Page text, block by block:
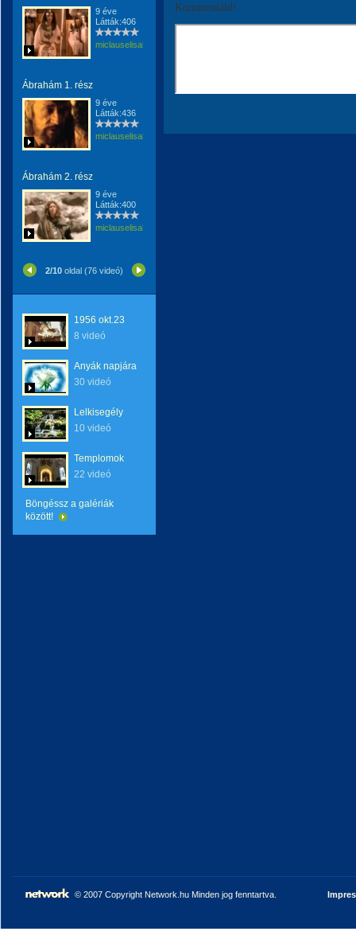
9 éve
Látták:406
miclauselisabeta
Ábrahám 1. rész
9 éve
Látták:436
miclauselisabeta
Ábrahám 2. rész
9 éve
Látták:400
miclauselisabeta
2/10 oldal (76 videó)
1956 okt.23
8 videó
Anyák napjára
30 videó
Lelkisegély
10 videó
Templomok
22 videó
Böngéssz a galériák
között!
Kommentáld!
© 2007 Copyright Network.hu Minden jog fenntartva.